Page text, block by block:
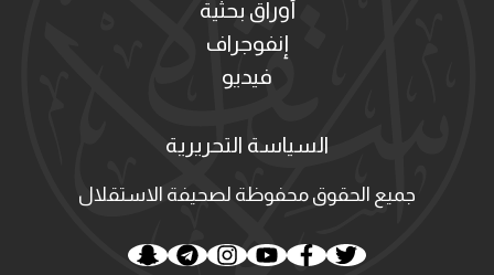
أوراق بحثية
إنفوجراف
فيديو
السياسة التحريرية
جميع الحقوق محفوظة لصحيفة الاستقلال